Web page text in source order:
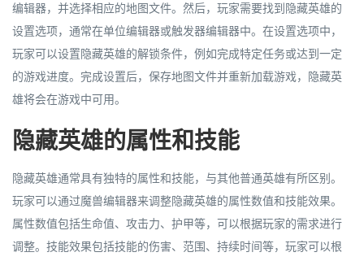
编辑器，并选择相应的地图文件。然后，玩家需要找到隐藏英雄的
设置选项，通常在单位编辑器或触发器编辑器中。在设置选项中，
玩家可以设置隐藏英雄的解锁条件，例如完成特定任务或达到一定
的游戏进度。完成设置后，保存地图文件并重新加载游戏，隐藏英
雄将会在游戏中可用。
隐藏英雄的属性和技能
隐藏英雄通常具有独特的属性和技能，与其他普通英雄有所区别。
玩家可以通过魔兽编辑器来调整隐藏英雄的属性数值和技能效果。
属性数值包括生命值、攻击力、护甲等，可以根据玩家的需求进行
调整。技能效果包括技能的伤害、范围、持续时间等，玩家可以根